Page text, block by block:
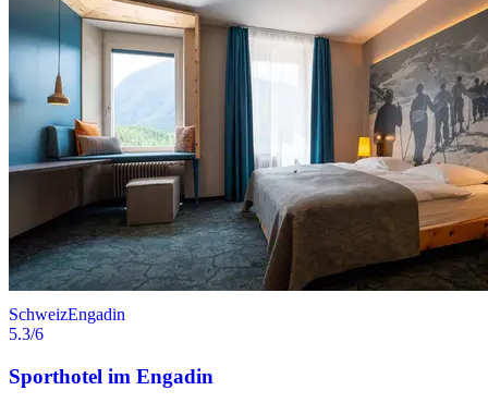
SchweizEngadin
5.3/6
Sporthotel im Engadin